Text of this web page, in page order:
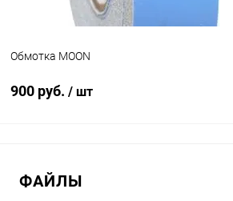
Обмотка MOON
900 руб. / шт
ФАЙЛЫ